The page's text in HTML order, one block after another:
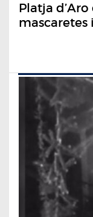
Platja
mascaretes